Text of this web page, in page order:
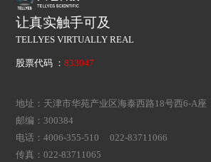
让真实触手可及
TELLYES VIRTUALLY REAL
股票代码 ：833047
地址：天津市华苑产业区海泰西路18号西6-A座
邮编：300384
电话：4006-355-510 022-83711066
传真：022-83711065